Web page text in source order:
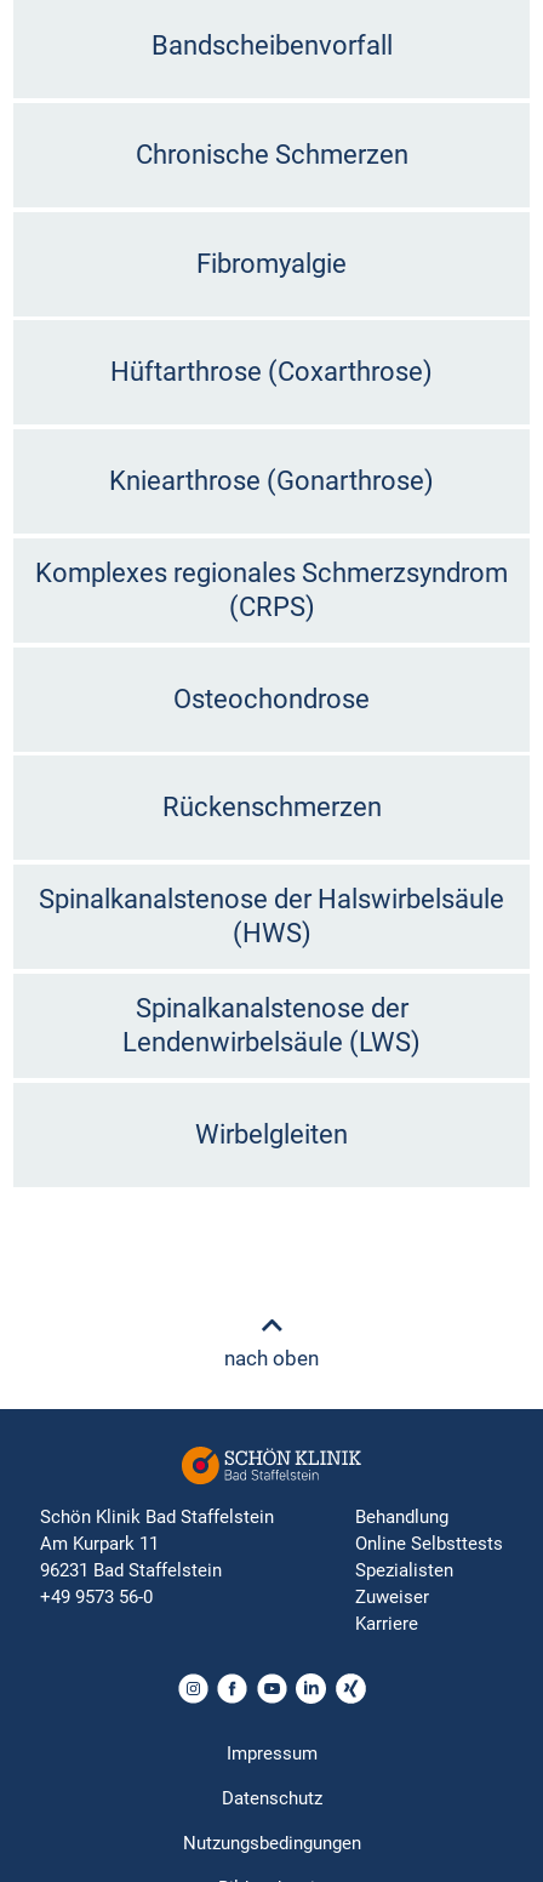
Bandscheibenvorfall
Chronische Schmerzen
Fibromyalgie
Hüftarthrose (Coxarthrose)
Kniearthrose (Gonarthrose)
Komplexes regionales Schmerzsyndrom
(CRPS)
Osteochondrose
Rückenschmerzen
Spinalkanalstenose der Halswirbelsäule
(HWS)
Spinalkanalstenose der
Lendenwirbelsäule (LWS)
Wirbelgleiten
nach oben
Schön Klinik Bad Staffelstein
Am Kurpark 11
96231 Bad Staffelstein
+49 9573 56-0
Behandlung
Online Selbsttests
Spezialisten
Zuweiser
Karriere
Impressum
Datenschutz
Nutzungsbedingungen